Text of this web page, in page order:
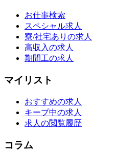
お仕事検索
スペシャル求人
寮/社宅ありの求人
高収入の求人
期間工の求人
マイリスト
おすすめの求人
キープ中の求人
求人の閲覧履歴
コラム